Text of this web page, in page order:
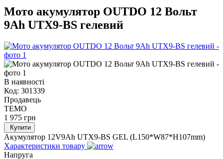
Мото акумулятор OUTDO 12 Вольт
9Ah UTX9-BS гелевий
В наявності
Код: 301339
Продавець
TEMO
1 975 грн
Купити
Акумулятор 12V9Ah UTX9-BS GEL (L150*W87*H107mm)
Характеристики товару
Напруга